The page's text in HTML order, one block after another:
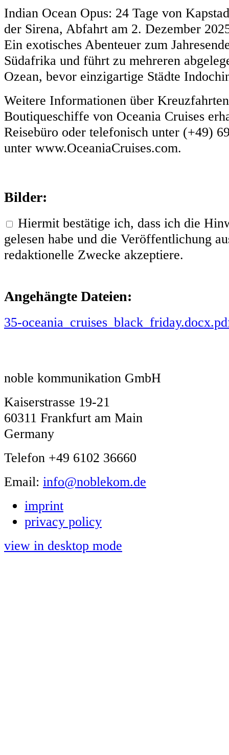
Indian Ocean Opus: 24 Tage von
der Sirena, Abfahrt am 2. Dezember
Ein exotisches Abenteuer zum
Südafrika und führt zu mehreren
Ozean, bevor einzigartige Städte
Weitere Informationen über
Boutiqueschiffe von Oceania Cruises
Reisebüro oder telefonisch unter (+49)
unter www.OceaniaCruises.com.
Bilder:
Hiermit bestätige ich, dass ich die
gelesen habe und die Veröffentlichung
redaktionelle Zwecke akzeptiere.
Angehängte Dateien:
35-
noble kommunikation GmbH
Kaiserstrasse 19-21
60311 Frankfurt am Main
Germany
Telefon +49 6102 36660
Email: info@noblekom.de
imprint
privacy policy
view in desktop mode